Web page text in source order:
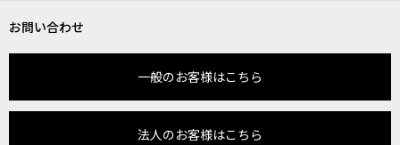
お問い合わせ
一般のお客様はこちら
法人のお客様はこちら